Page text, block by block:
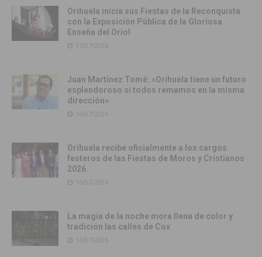
Orihuela inicia sus Fiestas de la Reconquista
con la Exposición Pública de la Gloriosa
Enseña del Oriol
17/07/2026
Juan Martínez Tomé: «Orihuela tiene un futuro
esplendoroso si todos remamos en la misma
dirección»
16/07/2026
Orihuela recibe oficialmente a los cargos
festeros de las Fiestas de Moros y Cristianos
2026
16/07/2026
La magia de la noche mora llena de color y
tradición las calles de Cox
16/07/2026